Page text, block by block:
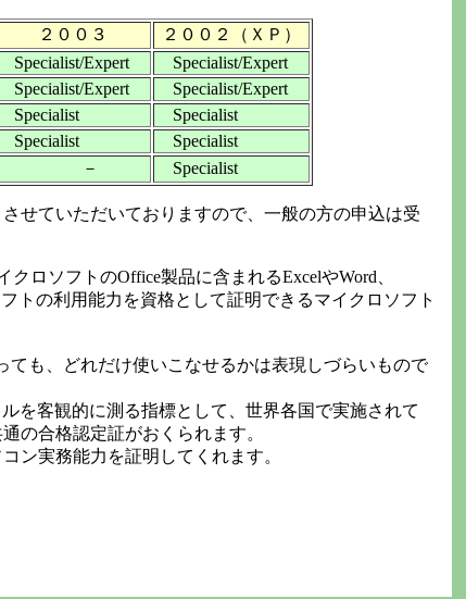
２００３
２００２（ＸＰ）
Specialist/Expert
Specialist/Expert
Specialist/Expert
Specialist/Expert
Specialist
Specialist
Specialist
Specialist
－ Specialist
せていただいておりますので、一般の方の申込は受
ロソフトのOffice製品に含まれるExcelやWord、
トの利用能力を資格として証明できるマイクロソフト
ても、どれだけ使いこなせるかは表現しづらいもので
を客観的に測る指標として、世界各国で実施されて
通の合格認定証がおくられます。
ン実務能力を証明してくれます。